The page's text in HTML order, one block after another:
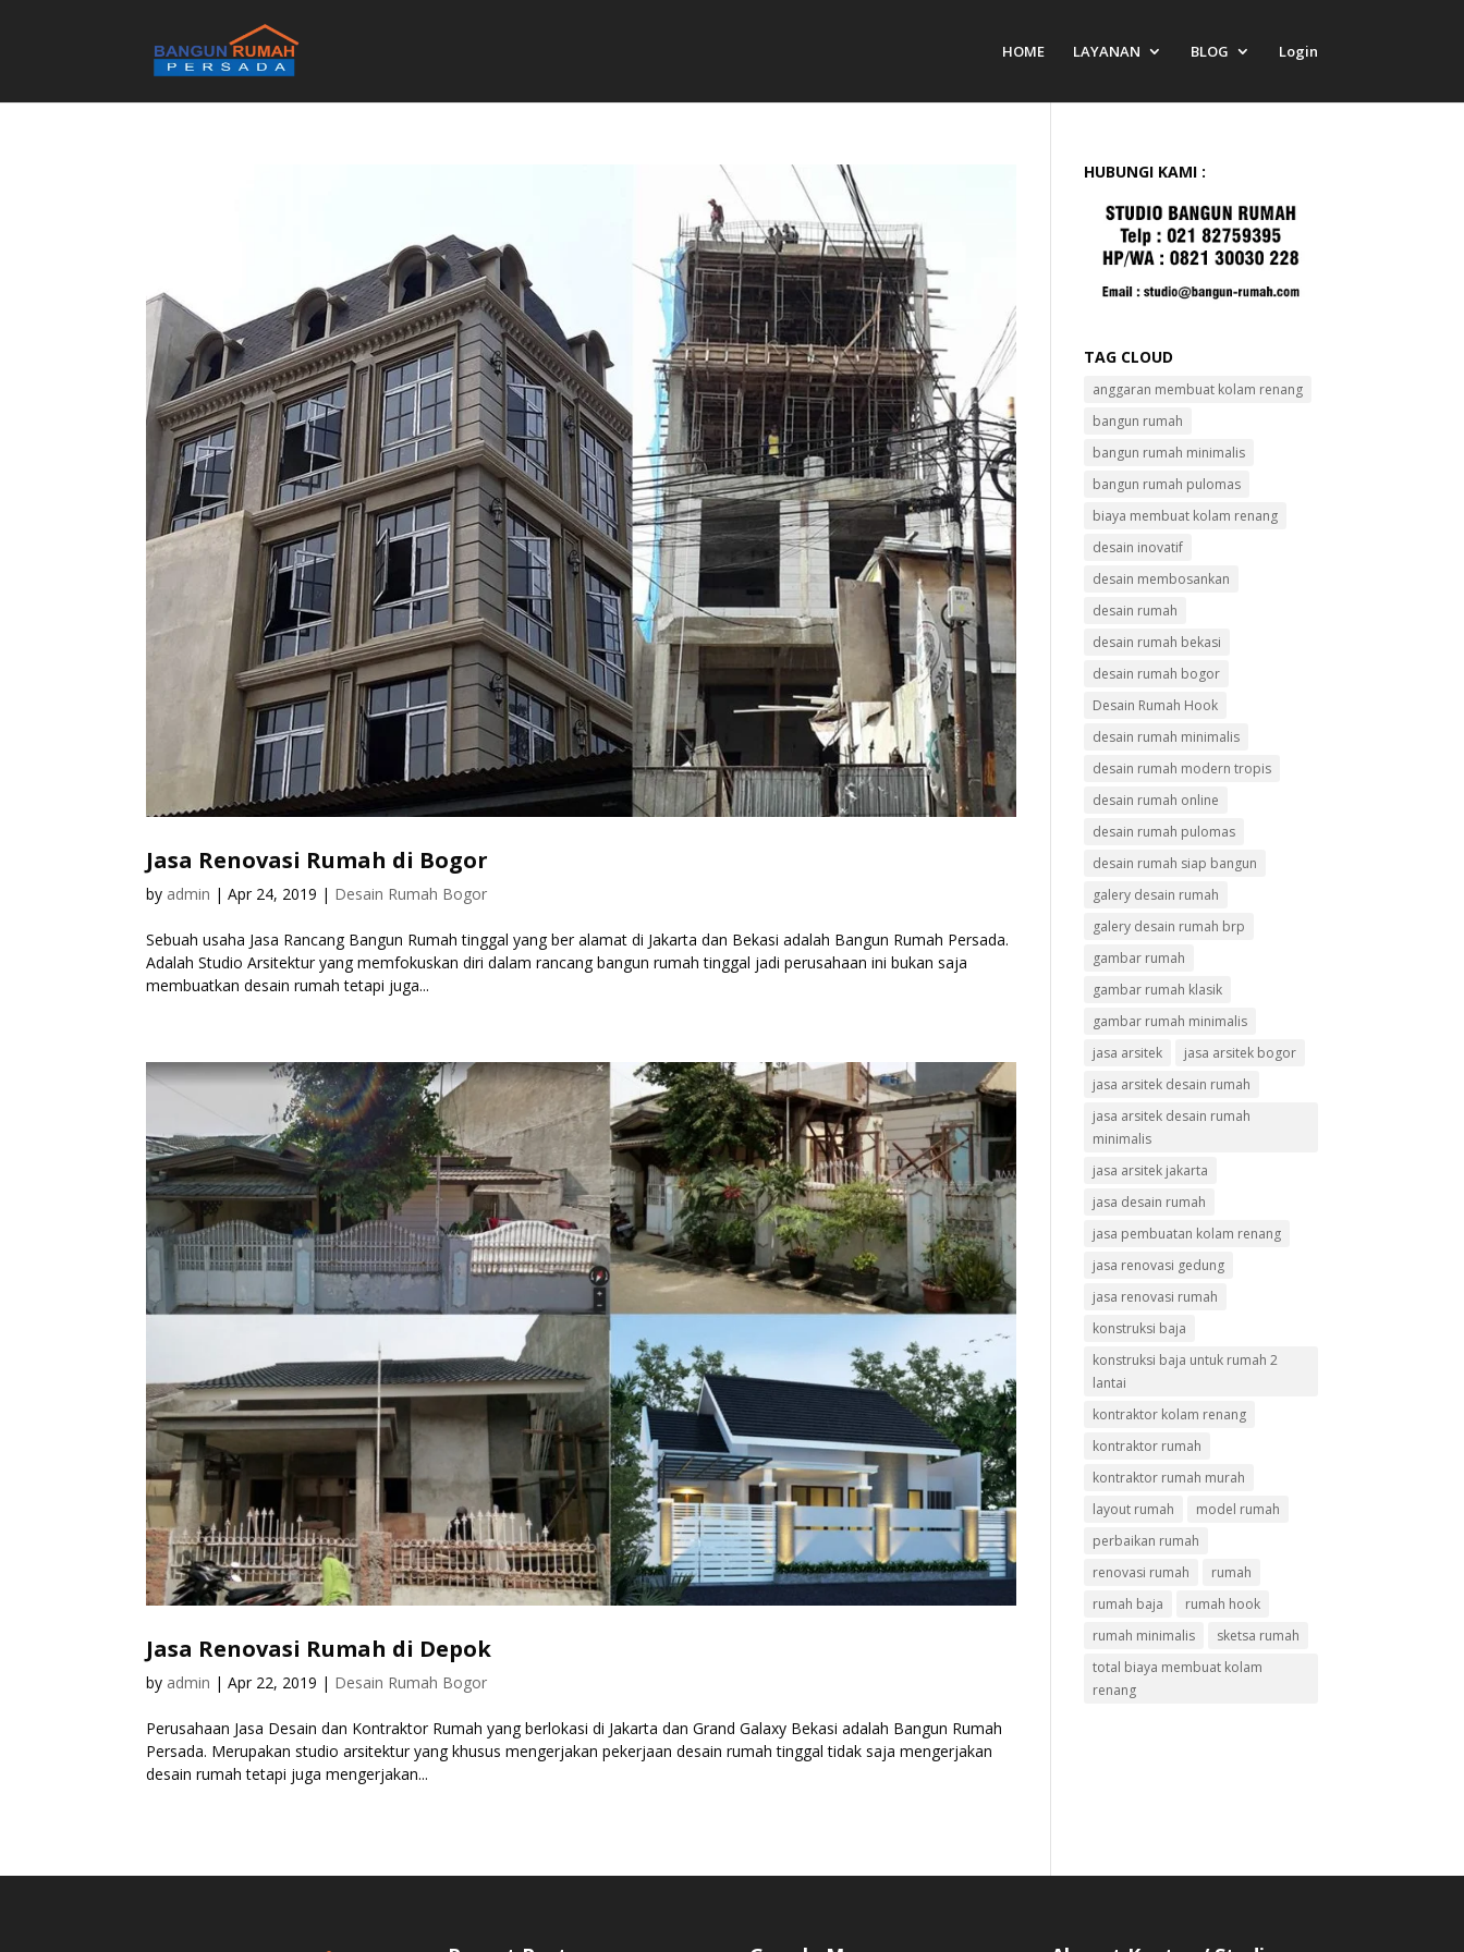
HOME LAYANAN BLOG Login
Jasa Renovasi Rumah di Bogor
by admin |Apr 24, 2019 | Desain Rumah Bogor
Sebuah usaha Jasa Rancang Bangun Rumah tinggal yang ber alamat di Jakarta dan Bekasi adalah Bangun Rumah Persada.
Adalah Studio Arsitektur yang memfokuskan diri dalam rancang bangun rumah tinggal jadi perusahaan ini bukan saja
membuatkan desain rumah tetapi juga...
Jasa Renovasi Rumah di Depok
by admin |Apr 22, 2019 | Desain Rumah Bogor
Perusahaan Jasa Desain dan Kontraktor Rumah yang berlokasi di Jakarta dan Grand Galaxy Bekasi adalah Bangun Rumah
Persada. Merupakan studio arsitektur yang khusus mengerjakan pekerjaan desain rumah tinggal tidak saja mengerjakan
desain rumah tetapi juga mengerjakan...
HUBUNGI KAMI :
TAG CLOUD
anggaran membuat kolam renang
bangun rumah
bangun rumah minimalis
bangun rumah pulomas
biaya membuat kolam renang
desain inovatif
desain membosankan
desain rumah
desain rumah bekasi
desain rumah bogor
Desain Rumah Hook
desain rumah minimalis
desain rumah modern tropis
desain rumah online
desain rumah pulomas
desain rumah siap bangun
galery desain rumah
galery desain rumah brp
gambar rumah
gambar rumah klasik
gambar rumah minimalis
jasa arsitek
jasa arsitek bogor
jasa arsitek desain rumah
jasa arsitek desain rumah
minimalis
jasa arsitek jakarta
jasa desain rumah
jasa pembuatan kolam renang
jasa renovasi gedung
jasa renovasi rumah
konstruksi baja
konstruksi baja untuk rumah 2
lantai
kontraktor kolam renang
kontraktor rumah
kontraktor rumah murah
layout rumah
model rumah
perbaikan rumah
renovasi rumah
rumah
rumah baja
rumah hook
rumah minimalis
sketsa rumah
total biaya membuat kolam
renang